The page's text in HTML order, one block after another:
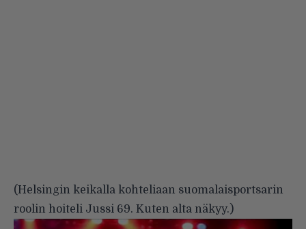
(Helsingin keikalla kohteliaan suomalaisportsarin
roolin hoiteli Jussi 69. Kuten alta näkyy.)